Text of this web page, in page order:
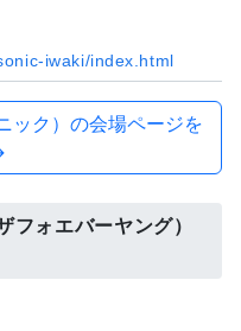
iwaki/index.html
ック）の会場ページを
ォエバーヤング）